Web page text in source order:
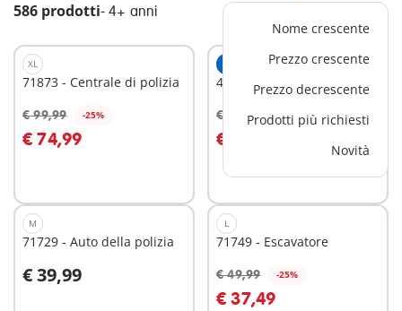
586 prodotti- 4+ anni
Nome crescente
Prezzo crescente
Prezzo decrescente
Prodotti più richiesti
Novità
XL
71873 - Centrale di polizia
€ 99,99 -25%
€ 74,99
Aggiungi al carrello
ESCLUSIVO XL
4142 - Fattoria portatile
€ 59,99 -25%
€ 44,99
Aggiungi al carrello
M
71729 - Auto della polizia
€ 39,99
Aggiungi al carrello
L
71749 - Escavatore
€ 49,99 -25%
€ 37,49
Aggiungi al carrello